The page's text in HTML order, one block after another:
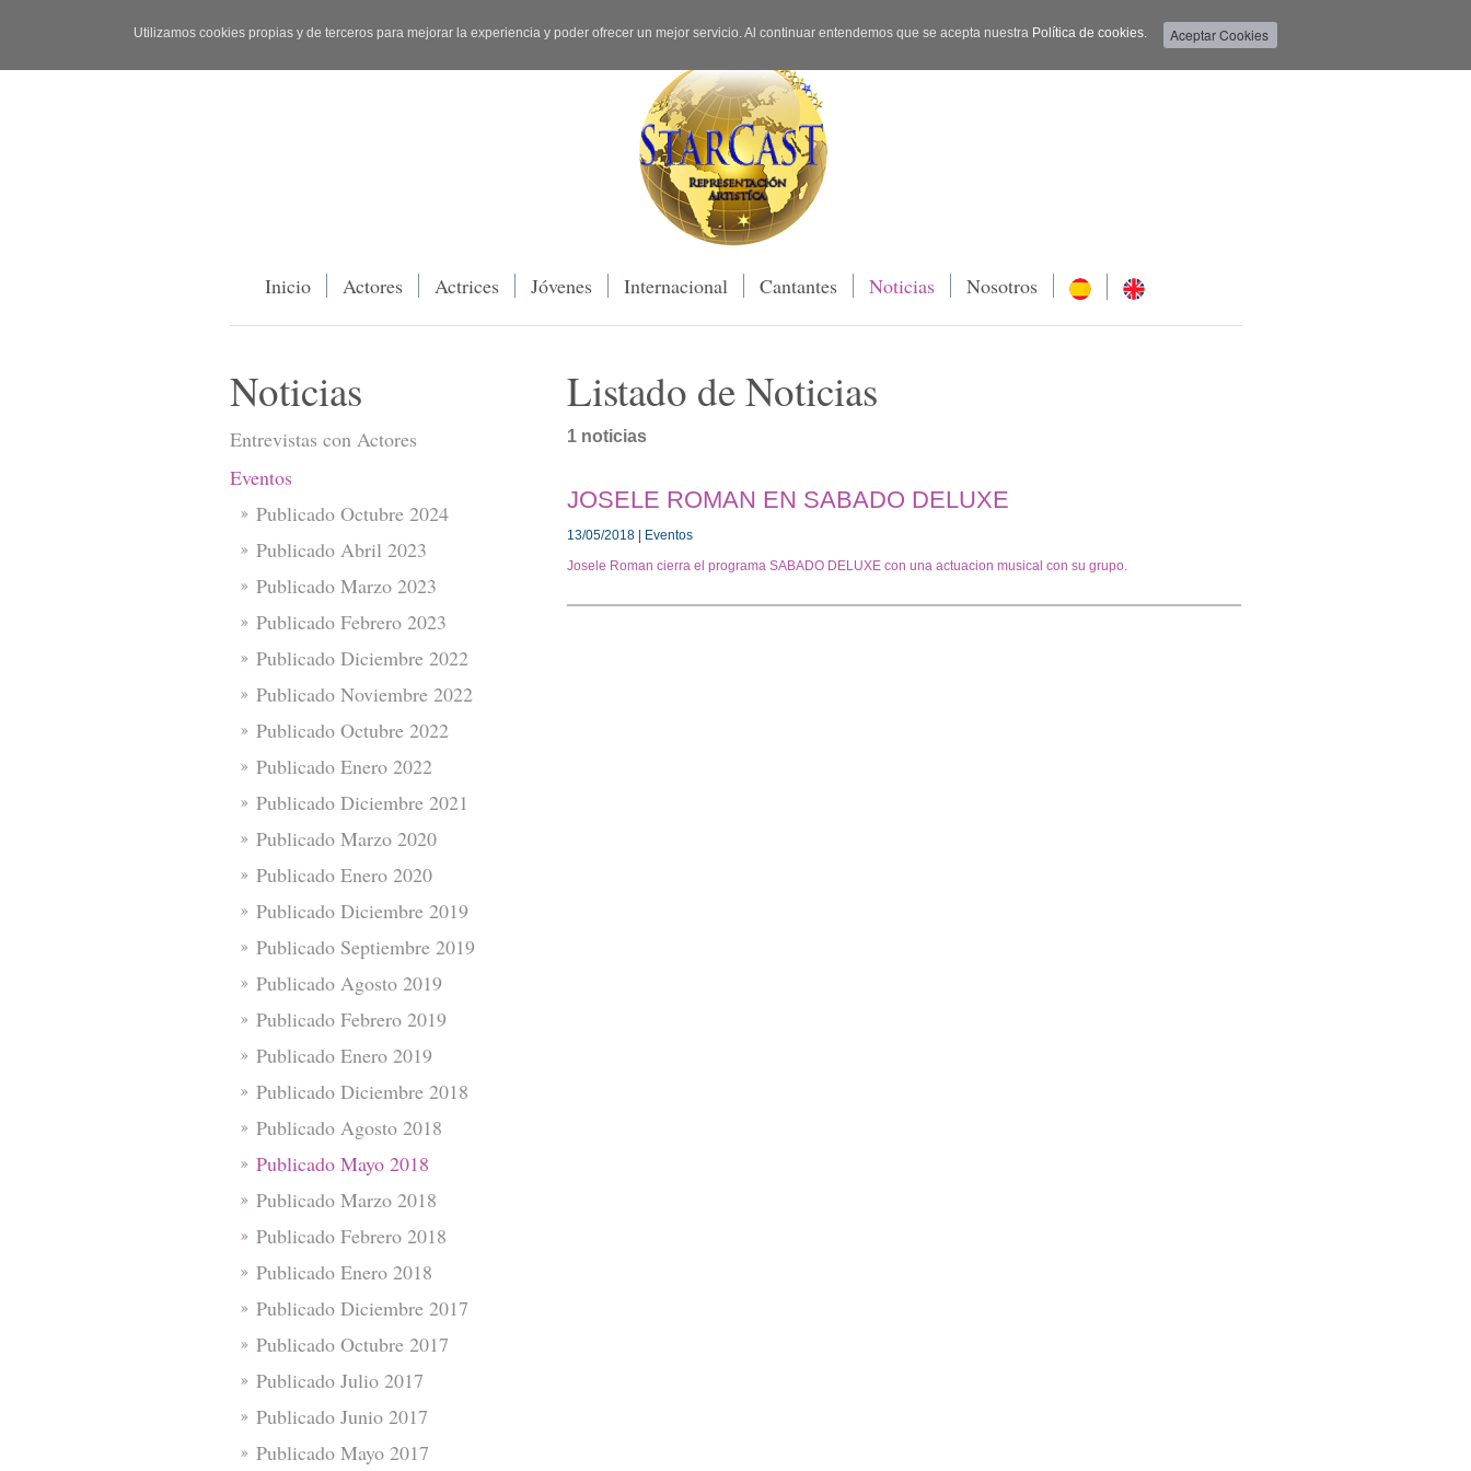
Utilizamos cookies propias y de terceros para mejorar la experiencia y poder ofrecer un mejor servicio. Al continuar entendemos que se acepta nuestra Política de cookies.
Inicio Actores Actrices Jóvenes Internacional Cantantes Noticias Nosotros
Listado de Noticias
1 noticias
JOSELE ROMAN EN SABADO DELUXE
13/05/2018 | Eventos
Josele Roman cierra el programa SABADO DELUXE con una actuacion musical con su grupo.
Noticias
Entrevistas con Actores
Eventos
Publicado Octubre 2024
Publicado Abril 2023
Publicado Marzo 2023
Publicado Febrero 2023
Publicado Diciembre 2022
Publicado Noviembre 2022
Publicado Octubre 2022
Publicado Enero 2022
Publicado Diciembre 2021
Publicado Marzo 2020
Publicado Enero 2020
Publicado Diciembre 2019
Publicado Septiembre 2019
Publicado Agosto 2019
Publicado Febrero 2019
Publicado Enero 2019
Publicado Diciembre 2018
Publicado Agosto 2018
Publicado Mayo 2018
Publicado Marzo 2018
Publicado Febrero 2018
Publicado Enero 2018
Publicado Diciembre 2017
Publicado Octubre 2017
Publicado Julio 2017
Publicado Junio 2017
Publicado Mayo 2017